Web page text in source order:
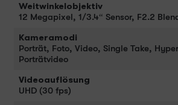
Weitwinkelobjektiv
12 Megapixel, 1/3.4“ Sensor, F2.2
Kameramodi
Porträt, Foto, Video, Single Take,
Porträtvideo
Videoauflösung
UHD (30 fps)